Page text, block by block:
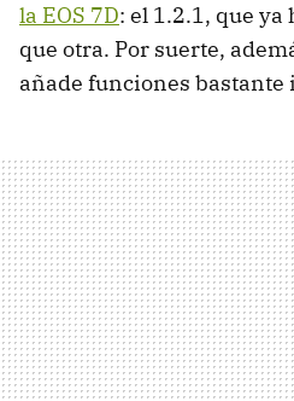
la EOS 7D: el 1.2.1, que
que otra. Por suerte,
añade funciones bastante